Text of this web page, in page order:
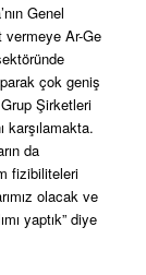
Genel
vermeye Ar-Ge
çok geniş
Şirketleri
karşılamakta.
da
fizibiliteleri
olacak ve
yaptık” diye